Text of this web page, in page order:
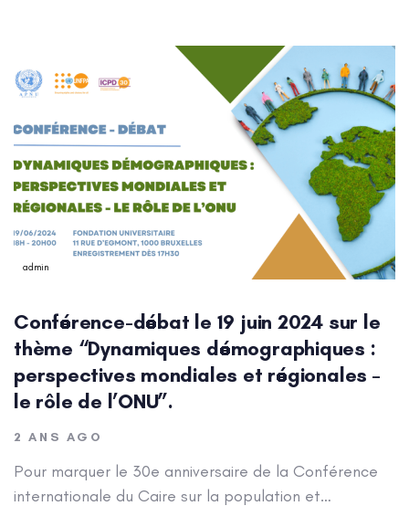
admin
Conférence-débat le 19 juin 2024 sur le
thème “Dynamiques démographiques :
perspectives mondiales et régionales –
le rôle de l’ONU”.
2 ANS AGO
Pour marquer le 30e anniversaire de la Conférence
internationale du Caire sur la population et…